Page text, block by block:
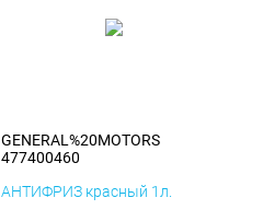
GENERAL%20MOTORS
477400460
АНТИФРИЗ красный 1л.